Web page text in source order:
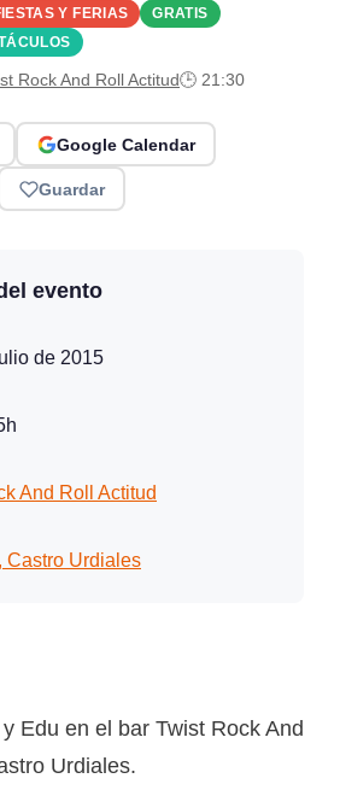
Y FERIAS
GRATIS
Rock And Roll Actitud🕒 21:30
Google Calendar
Guardar
evento
de 2015
And Roll Actitud
Castro Urdiales
Edu en el bar Twist Rock And
Urdiales.